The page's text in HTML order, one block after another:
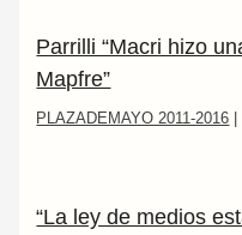
Parrilli “Macri hizo
Mapfre”
PLAZADEMAYO 2011-2016 |
“La ley de medios